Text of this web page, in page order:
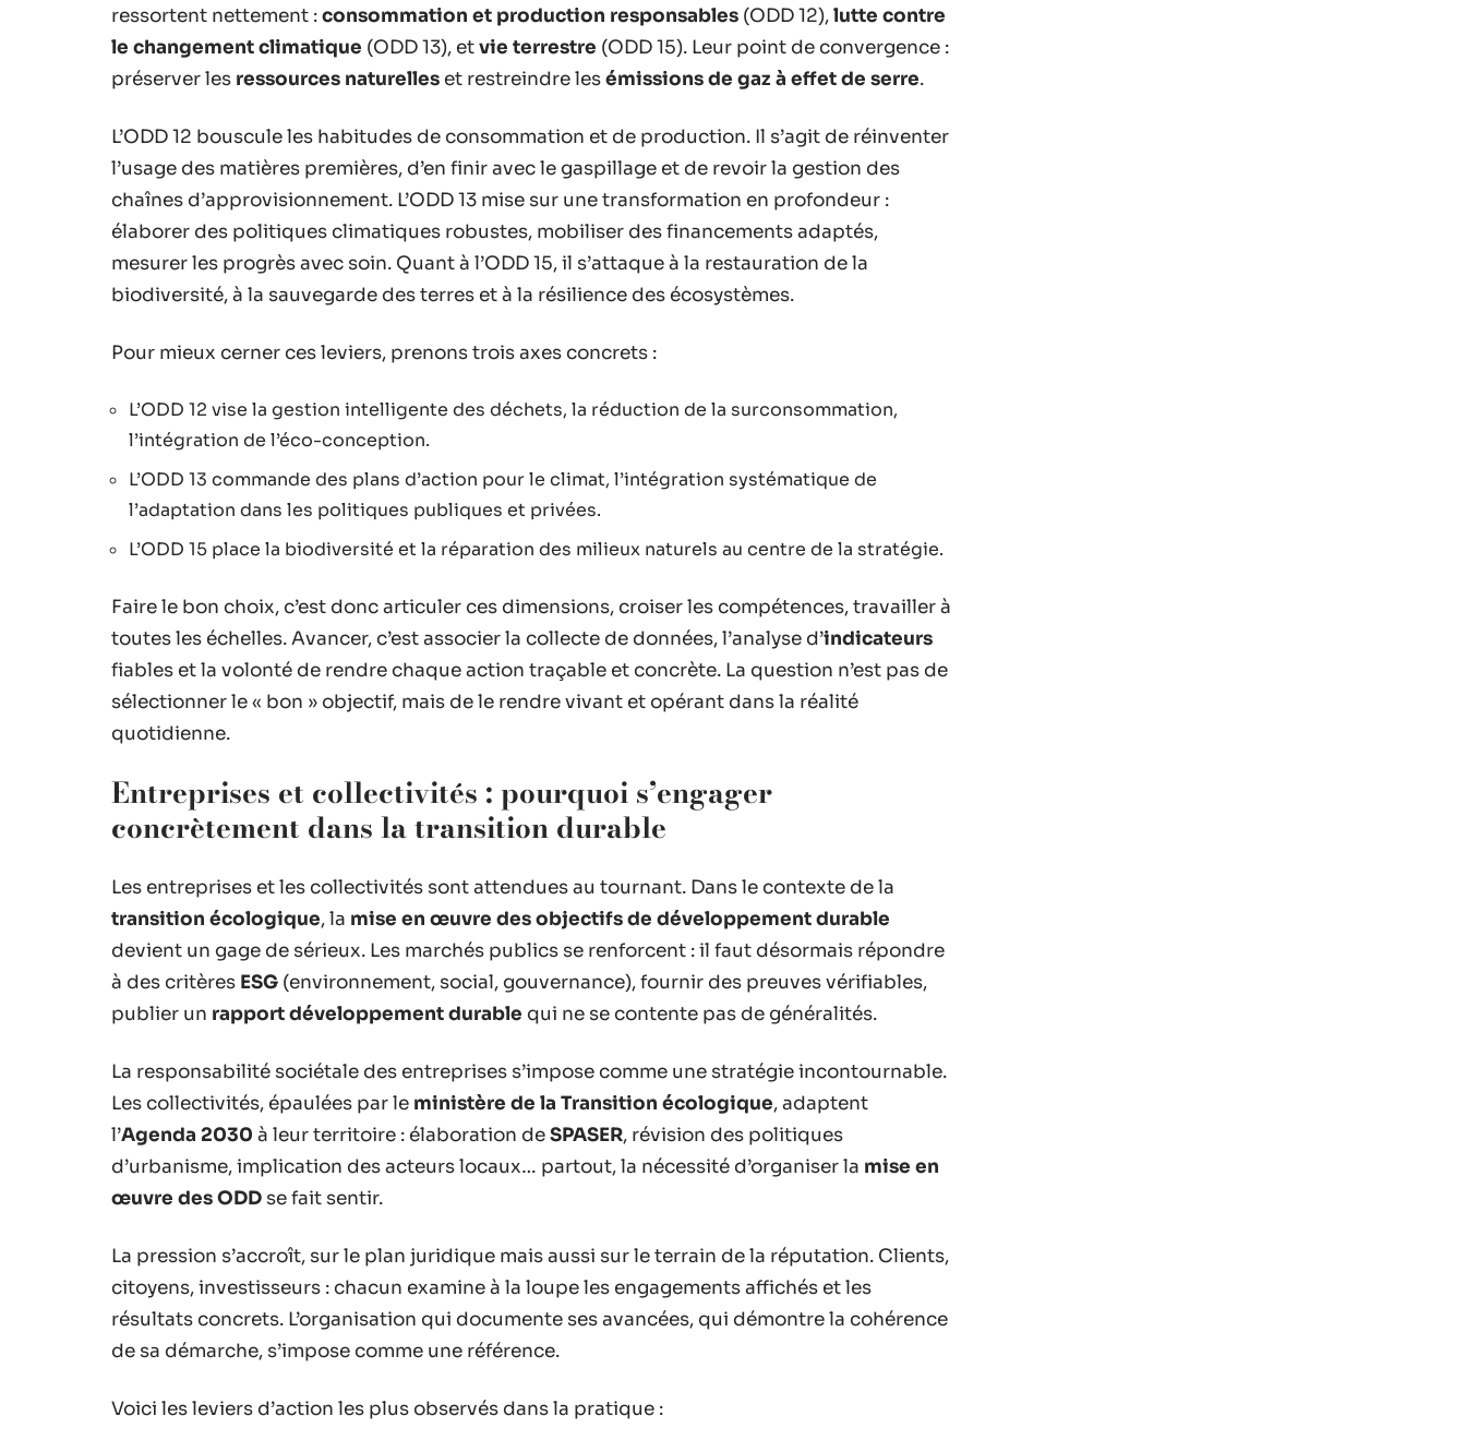
ressortent nettement :consommation et production responsables (ODD 12),lutte contre
le changement climatique (ODD 13), etvie terrestre (ODD 15). Leur point de convergence :
préserver les ressources naturelles et restreindre lesémissions de gaz à effet de serre.
L’ODD 12 bouscule les habitudes de consommation et de production. Il s’agit de réinventer
l’usage des matières premières, d’en finir avec le gaspillage et de revoir la gestion des
chaînes d’approvisionnement. L’ODD 13 mise sur une transformation en profondeur :
élaborer des politiques climatiques robustes, mobiliser des financements adaptés,
mesurer les progrès avec soin. Quant à l’ODD 15, il s’attaque à la restauration de la
biodiversité, à la sauvegarde des terres et à la résilience des écosystèmes.
Pour mieux cerner ces leviers, prenons trois axes concrets :
L’ODD 12 vise la gestion intelligente des déchets, la réduction de la surconsommation,
l’intégration de l’éco-conception.
L’ODD 13 commande des plans d’action pour le climat, l’intégration systématique de
l’adaptation dans les politiques publiques et privées.
L’ODD 15 place la biodiversité et la réparation des milieux naturels au centre de la stratégie.
Faire le bon choix, c’est donc articuler ces dimensions, croiser les compétences, travailler à
toutes les échelles. Avancer, c’est associer la collecte de données, l’analyse d’indicateurs
fiables et la volonté de rendre chaque action traçable et concrète. La question n’est pas de
sélectionner le « bon » objectif, mais de le rendre vivant et opérant dans la réalité
quotidienne.
Entreprises et collectivités : pourquoi s’engager
concrètement dans la transition durable
Les entreprises et les collectivités sont attendues au tournant. Dans le contexte de la
transition écologique, la mise en œuvre des objectifs de développement durable
devient un gage de sérieux. Les marchés publics se renforcent : il faut désormais répondre
à des critères ESG (environnement, social, gouvernance), fournir des preuves vérifiables,
publier un rapport développement durable qui ne se contente pas de généralités.
La responsabilité sociétale des entreprises s’impose comme une stratégie incontournable.
Les collectivités, épaulées par le ministère de la Transition écologique, adaptent
l’Agenda 2030 à leur territoire : élaboration deSPASER, révision des politiques
d’urbanisme, implication des acteurs locaux… partout, la nécessité d’organiser la mise en
œuvre des ODD se fait sentir.
La pression s’accroît, sur le plan juridique mais aussi sur le terrain de la réputation. Clients,
citoyens, investisseurs : chacun examine à la loupe les engagements affichés et les
résultats concrets. L’organisation qui documente ses avancées, qui démontre la cohérence
de sa démarche, s’impose comme une référence.
Voici les leviers d’action les plus observés dans la pratique :